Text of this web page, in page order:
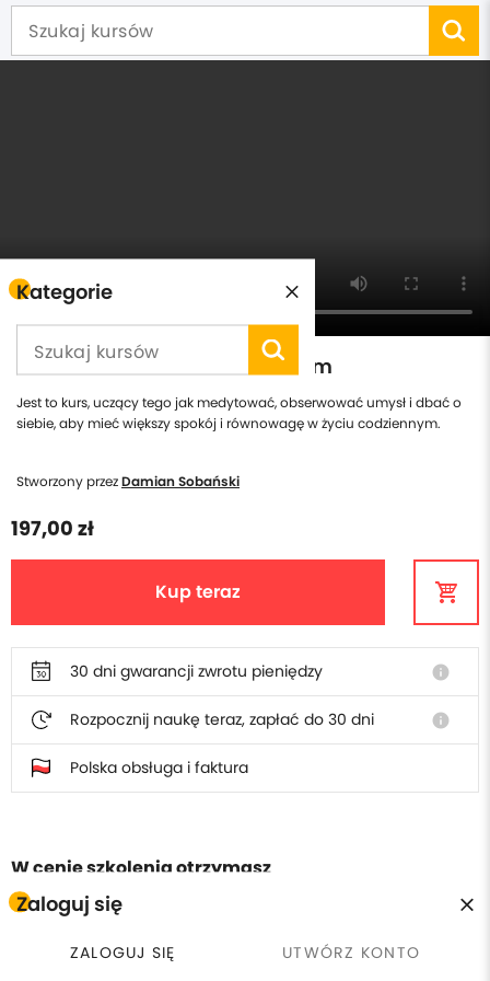
Kategorie
Zaloguj się
ZALOGUJ SIĘ UTWÓRZ KONTO
Medytacja w Życiu Codziennym
Jest to kurs, uczący tego jak medytować, obserwować umysł i dbać o
siebie, aby mieć większy spokój i równowagę w życiu codziennym.
Stworzony przezDamian Sobański
197,00 zł
Kup teraz
30 dni gwarancji zwrotu pieniędzy info
Rozpocznij naukę teraz, zapłać do 30 dni info
Polska obsługa i faktura
W cenie szkolenia otrzymasz
chcesz